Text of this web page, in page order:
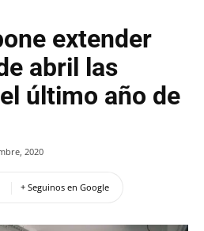
extender
abril las
último año de
2020
+ Seguinos en Google